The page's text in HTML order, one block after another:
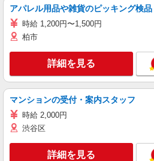
アパレル用品や雑貨のピッキング検品
時給 1,200円〜1,500円
柏市
詳細を見る
マンションの受付・案内スタッフ
時給 2,000円
渋谷区
詳細を見る